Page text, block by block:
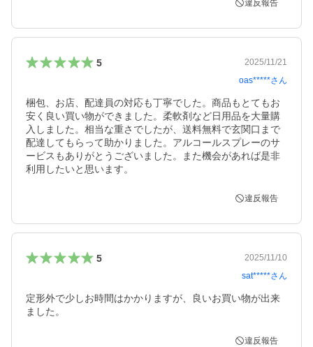
違反報告
5
2025/11/21
oas*****さん
梱包、お店、配達員の対応も丁寧でした。商品もとてもお
安く良い買い物ができました。柔軟剤など日用品を大量購
入しました。相当な重さでしたが、送料無料で玄関口まで
配達してもらって助かりました。アルコールスプレーのサ
ービスもありがとうございました。また機会があれば是非
利用したいと思います。
違反報告
5
2025/11/10
sat*****さん
定形外で少しお時間はかかりますが、良いお買い物が出来
ました。
違反報告